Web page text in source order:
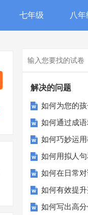
七年级 八年
解决的问题
如何为您的
如何通过成
如何巧妙运
如何用拟人
如何在日常
如何有效提
如何写出高